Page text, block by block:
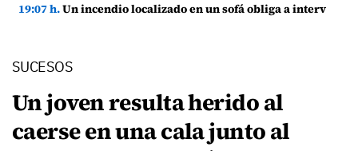
19:07 h.Un incendio localizado en un sofá obliga a intervenir en una vivienda de Playa Honda
SUCESOS
Un joven resulta herido al
caerse en una cala junto al